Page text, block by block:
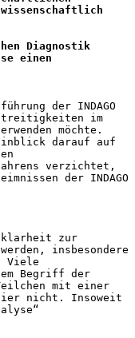
Diagnostik
einen
der INDAGO
im
möchte.
Hinblick darauf auf
verzichtet,
der INDAGO
zur
insbesondere
Viele
Begriff der
mit einer
nicht. Insoweit